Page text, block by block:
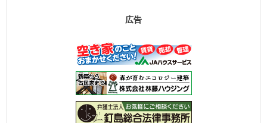
広告